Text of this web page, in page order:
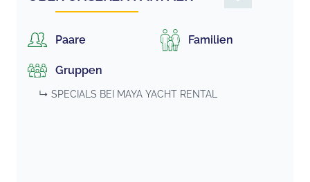
Paare Familien
Gruppen
↳ SPECIALS BEI MAYA YACHT RENTAL